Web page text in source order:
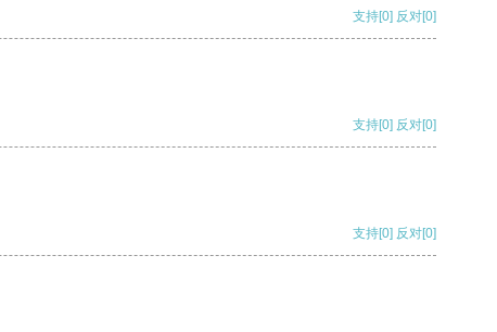
支持[0] 反对[0]
支持[0] 反对[0]
支持[0] 反对[0]